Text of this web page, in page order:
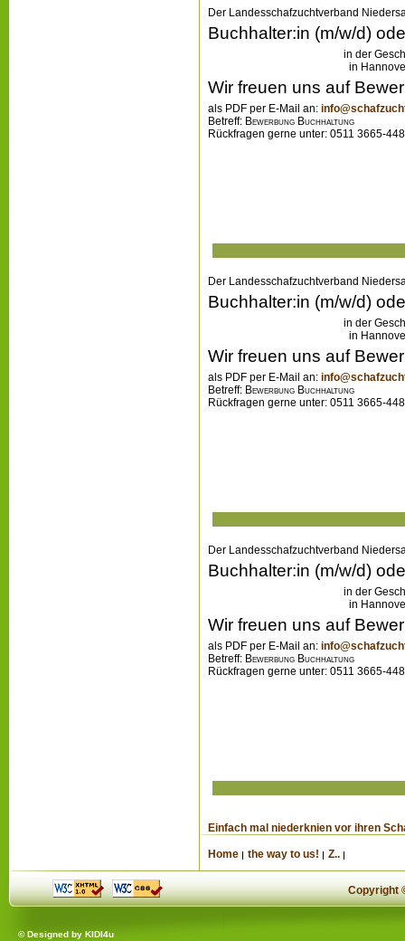
Der Landesschafzuchtverband
Buchhalter:in (m/w/d)
in der
in
Wir freuen uns auf
als PDF per E-Mail an:
Betreff: Bewerbung Buchhaltung
Rückfragen gerne unter: 0511
Der Landesschafzuchtverband
Buchhalter:in (m/w/d)
in der
in
Wir freuen uns auf
als PDF per E-Mail an:
Betreff: Bewerbung Buchhaltung
Rückfragen gerne unter: 0511
Der Landesschafzuchtverband
Buchhalter:in (m/w/d)
in der
in
Wir freuen uns auf
als PDF per E-Mail an:
Betreff: Bewerbung Buchhaltung
Rückfragen gerne unter: 0511
Einfach mal niederknien vor ihren
Home the way to us! Z..
Copyright
© Designed by KIDI4u